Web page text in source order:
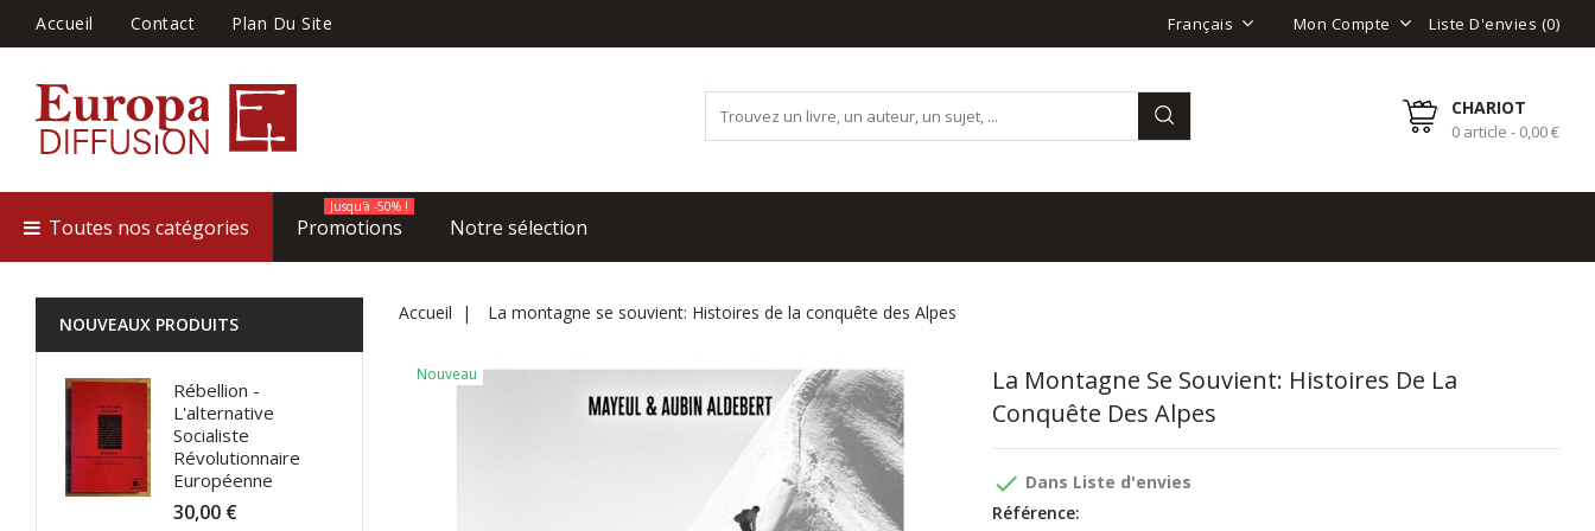
Accueil Contact Plan Du Site Français Mon Compte Liste D'envies (0)
CHARIOT
0 article - 0,00 €
Toutes nos catégories Promotions
Jusqu'à -50% !
Notre sélection
NOUVEAUX PRODUITS
Rébellion -
L'alternative
Socialiste
Révolutionnaire
Européenne
30,00 €
Accueil La montagne se souvient: Histoires de la conquête des Alpes
Nouveau
La Montagne Se Souvient: Histoires De La
Conquête Des Alpes
done Dans Liste d'envies
Référence: